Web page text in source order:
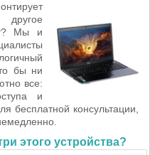
Мы и
бы ни
все:
и
бесплатной консультации,
этого устройства?